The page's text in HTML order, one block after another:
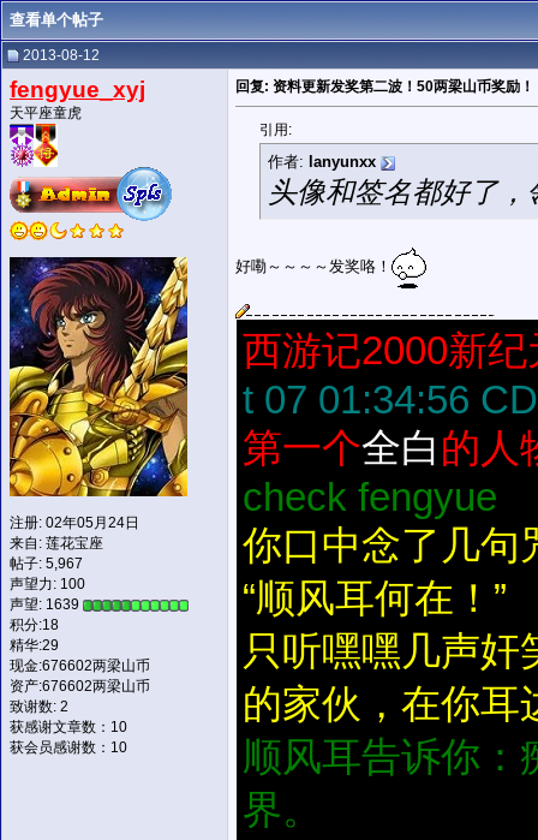
查看单个帖子
2013-08-12
fengyue_xyj
天平座童虎
注册: 02年05月24日
来自: 莲花宝座
帖子: 5,967
声望力: 100
声望: 1639
积分:18
精华:29
现金:676602两梁山币
资产:676602两梁山币
致谢数: 2
获感谢文章数：10
获会员感谢数：10
回复: 资料更新发奖第二波！50两梁山币奖励！
引用:
作者: lanyunxx
头像和签名都好了，
好嘞～～～～发奖咯！
西游记2000新
t 07 01:34:56
第一个全白的人
check fengyue
你口中念了几句
“顺风耳何在！”
只听嘿嘿几声奸
的家伙，在你耳
顺风耳告诉你：
界。